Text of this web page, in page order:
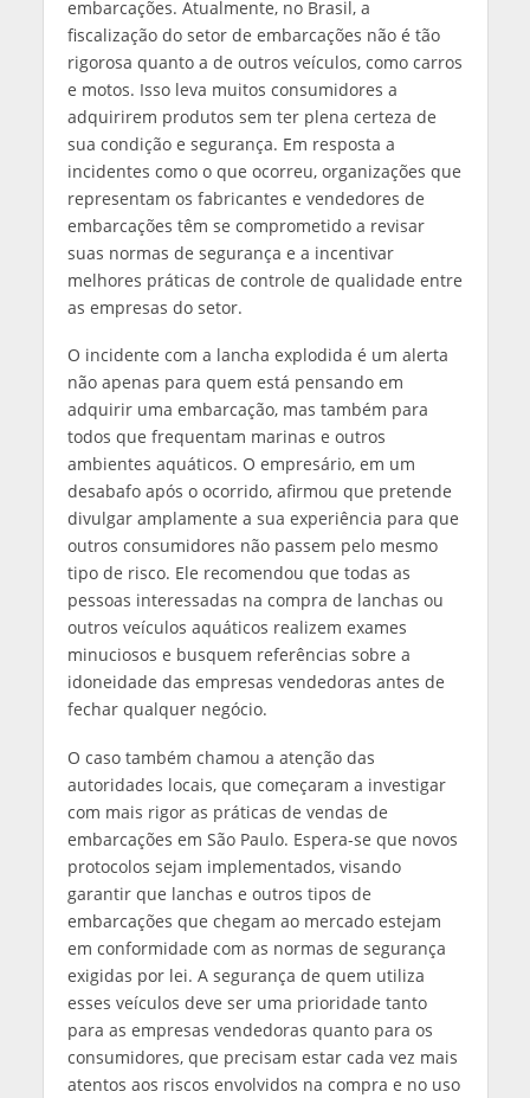
embarcações. Atualmente, no Brasil, a
fiscalização do setor de embarcações não é tão
rigorosa quanto a de outros veículos, como carros
e motos. Isso leva muitos consumidores a
adquirirem produtos sem ter plena certeza de
sua condição e segurança. Em resposta a
incidentes como o que ocorreu, organizações que
representam os fabricantes e vendedores de
embarcações têm se comprometido a revisar
suas normas de segurança e a incentivar
melhores práticas de controle de qualidade entre
as empresas do setor.
O incidente com a lancha explodida é um alerta
não apenas para quem está pensando em
adquirir uma embarcação, mas também para
todos que frequentam marinas e outros
ambientes aquáticos. O empresário, em um
desabafo após o ocorrido, afirmou que pretende
divulgar amplamente a sua experiência para que
outros consumidores não passem pelo mesmo
tipo de risco. Ele recomendou que todas as
pessoas interessadas na compra de lanchas ou
outros veículos aquáticos realizem exames
minuciosos e busquem referências sobre a
idoneidade das empresas vendedoras antes de
fechar qualquer negócio.
O caso também chamou a atenção das
autoridades locais, que começaram a investigar
com mais rigor as práticas de vendas de
embarcações em São Paulo. Espera-se que novos
protocolos sejam implementados, visando
garantir que lanchas e outros tipos de
embarcações que chegam ao mercado estejam
em conformidade com as normas de segurança
exigidas por lei. A segurança de quem utiliza
esses veículos deve ser uma prioridade tanto
para as empresas vendedoras quanto para os
consumidores, que precisam estar cada vez mais
atentos aos riscos envolvidos na compra e no uso